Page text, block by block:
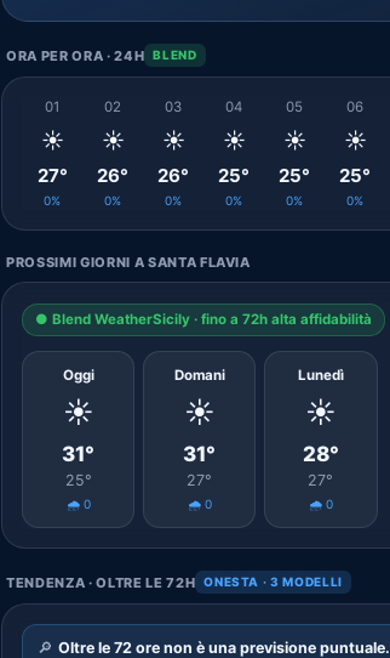
ORA PER ORA · 24H BLEND
01
☀️
27°
0%
02
☀️
26°
0%
03
☀️
26°
0%
04
☀️
25°
0%
05
☀️
25°
0%
06
☀️
25°
0%
PROSSIMI GIORNI A SANTA FLAVIA
● Blend WeatherSicily · fino a 72h alta affidabilità
Oggi
☀️
31°
25°
🌧️ 0
Domani
☀️
31°
27°
🌧️ 0
Lunedì
☀️
28°
27°
🌧️ 0
TENDENZA · OLTRE LE 72H ONESTA · 3 MODELLI
🔎 Oltre le 72 ore non è una previsione puntuale.